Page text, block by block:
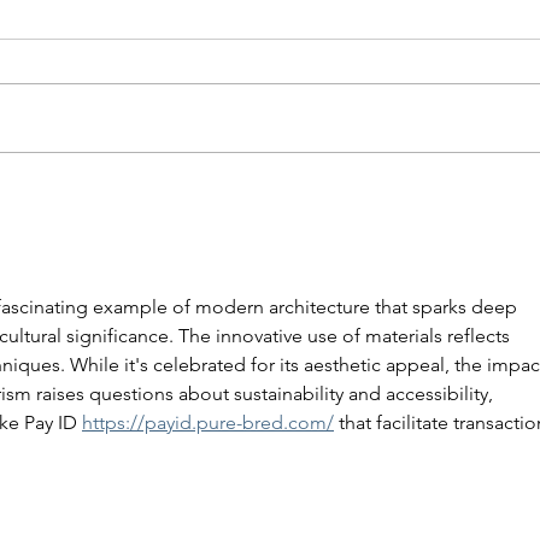
example of modern architecture that sparks deep
significance. The innovative use of materials reflects
While it's celebrated for its aesthetic appeal, the
raises questions about sustainability and accessibility,
Pay ID https://payid.pure-bred.com/ that facilitate